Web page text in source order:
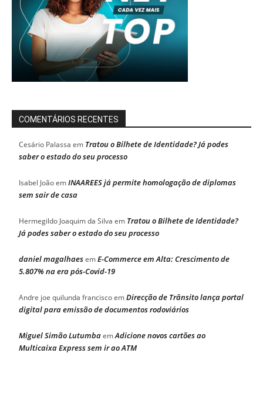
COMENTÁRIOS RECENTES
Cesário Palassa em Tratou o Bilhete de Identidade? Já podes
saber o estado do seu processo
Isabel JoãoemINAAREES já permite homologação de diplomas
sem sair de casa
Hermegildo Joaquim da Silva em Tratou o Bilhete de Identidade?
Já podes saber o estado do seu processo
daniel magalhaesemE-Commerce em Alta: Crescimento de
5.807% na era pós-Covid-19
Andre joe quilunda franciscoemDirecção de Trânsito lança portal
digital para emissão de documentos rodoviários
Miguel Simão LutumbaemAdicione novos cartões ao
Multicaixa Express sem ir ao ATM